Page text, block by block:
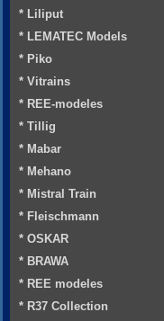
* Liliput
* LEMATEC Models
* Piko
* Vitrains
* REE-modeles
* Tillig
* Mabar
* Mehano
* Mistral Train
* Fleischmann
* OSKAR
* BRAWA
* REE modeles
* R37 Collection